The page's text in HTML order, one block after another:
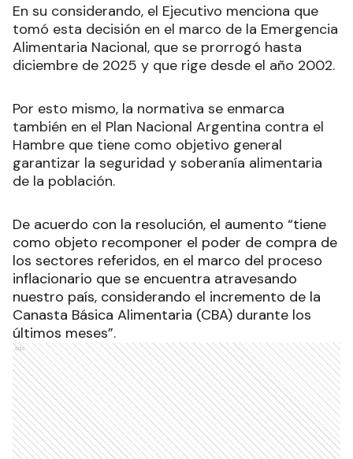
En su considerando, el Ejecutivo menciona que
tomó esta decisión en el marco de la Emergencia
Alimentaria Nacional, que se prorrogó hasta
diciembre de 2025 y que rige desde el año 2002.
Por esto mismo, la normativa se enmarca
también en el Plan Nacional Argentina contra el
Hambre que tiene como objetivo general
garantizar la seguridad y soberanía alimentaria
de la población.
De acuerdo con la resolución, el aumento “tiene
como objeto recomponer el poder de compra de
los sectores referidos, en el marco del proceso
inflacionario que se encuentra atravesando
nuestro país, considerando el incremento de la
Canasta Básica Alimentaria (CBA) durante los
últimos meses”.
Ads